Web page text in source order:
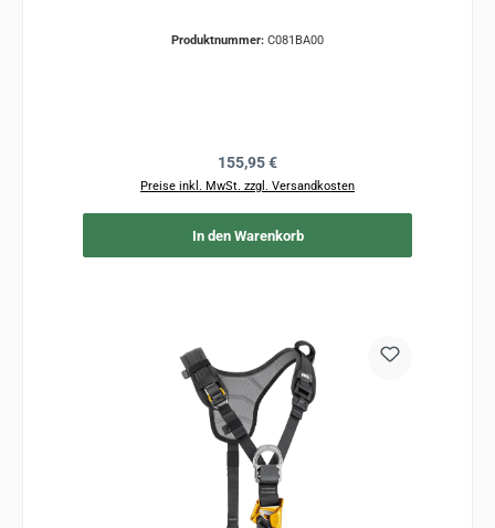
Produktnummer: C081BA00
Regulärer Preis:
155,95 €
Preise inkl. MwSt. zzgl. Versandkosten
In den Warenkorb